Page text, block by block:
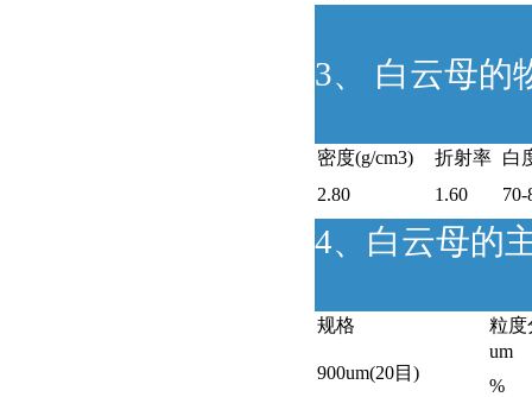
3、 白云母的
密度(g/cm3) 折射率 白
2.80
1.60 70-
4、白云母的
规格 粒度
900um(20目)
um
%